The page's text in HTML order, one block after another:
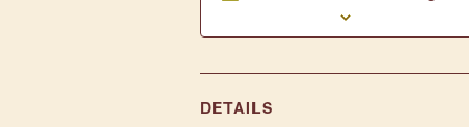
DETAILS